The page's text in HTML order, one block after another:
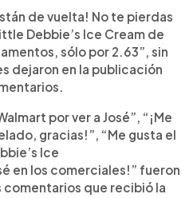
de vuelta! No te pierdas
Debbie’s Ice Cream de
sólo por 2.63”, sin
dejaron en la publicación
por ver a José”, “¡Me
gracias!”, “Me gusta el
Ice
en los comerciales!” fueron
que recibió la